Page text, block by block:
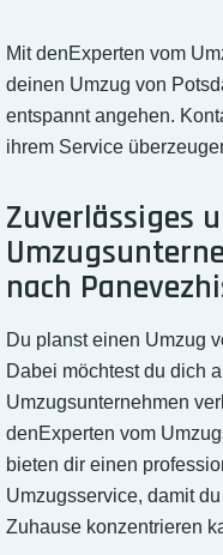
Mit denExperten vom
deinen Umzug von
entspannt angehen.
ihrem Service
Zuverlässiges
nach
Du planst einen Umzug
Dabei möchtest du dich
Umzugsunternehmen
denExperten vom
bieten dir einen
Umzugsservice, damit
Zuhause konzentrieren